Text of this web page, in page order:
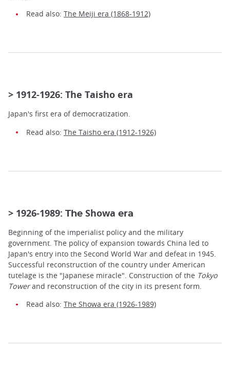
Read also: The Meiji era (1868-1912)
> 1912-1926: The Taisho era
Japan's first era of democratization.
Read also: The Taisho era (1912-1926)
> 1926-1989: The Showa era
Beginning of the imperialist policy and the military
government. The policy of expansion towards China led to
Japan's entry into the Second World War and defeat in 1945.
Successful reconstruction of the country under American
tutelage is the "Japanese miracle". Construction of the Tokyo
Towerand reconstruction of the city in its present form.
Read also: The Showa era (1926-1989)